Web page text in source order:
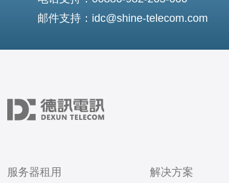
邮件支持：idc@shine-telecom.com
服务器租用 解决方案